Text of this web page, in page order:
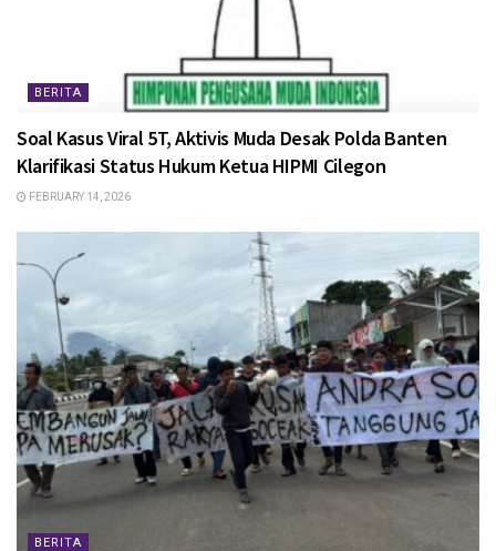
BERITA
Soal Kasus Viral 5T, Aktivis Muda Desak Polda Banten
Klarifikasi Status Hukum Ketua HIPMI Cilegon
FEBRUARY 14, 2026
BERITA